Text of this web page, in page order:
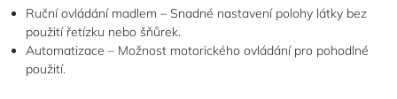
Ruční ovládání madlem – Snadné nastavení polohy látky bez
použití řetízku nebo šňůrek.
Automatizace – Možnost motorického ovládání pro pohodlné
použití.